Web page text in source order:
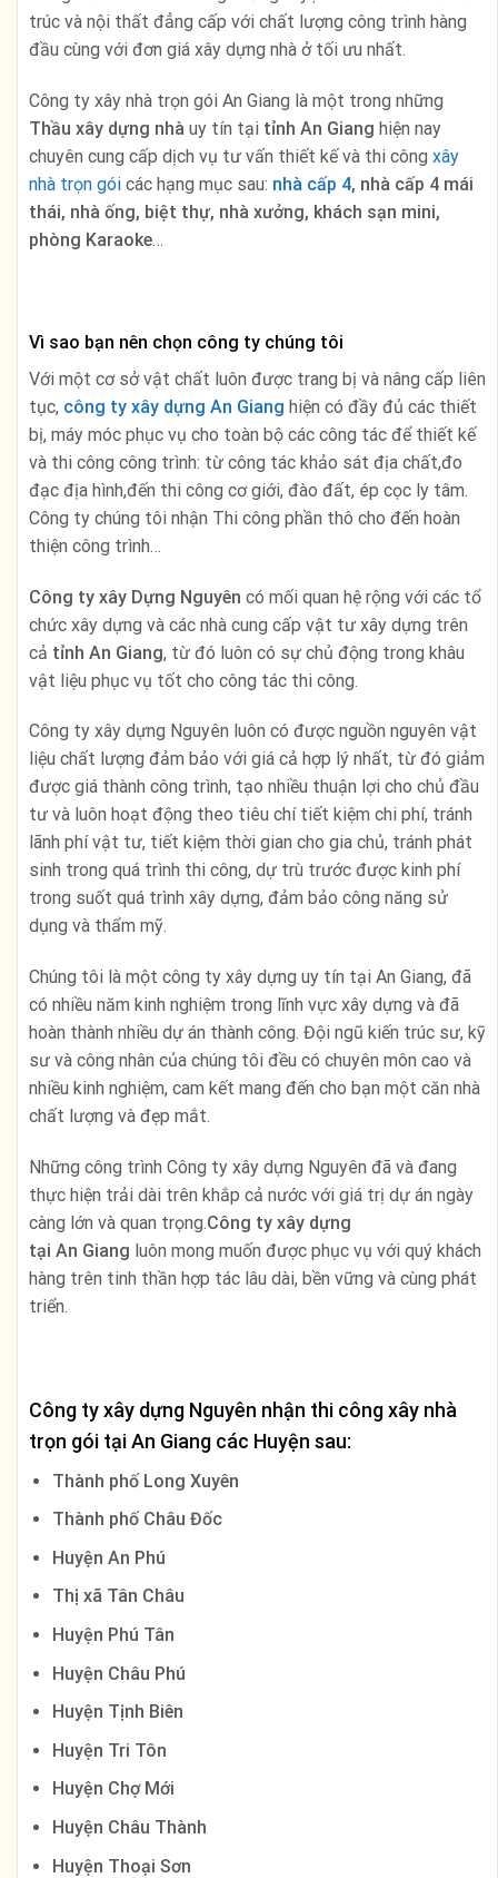
trúc và nội thất đẳng cấp với chất lượng công trình hàng
đầu cùng với đơn giá xây dựng nhà ở tối ưu nhất.
Công ty xây nhà trọn gói An Giang là một trong những
Thầu xây dựng nhà uy tín tại tỉnh An Giang hiện nay
chuyên cung cấp dịch vụ tư vấn thiết kế và thi công xây
nhà trọn gói các hạng mục sau: nhà cấp 4, nhà cấp 4 mái
thái, nhà ống, biệt thự, nhà xưởng, khách sạn mini,
phòng Karaoke…
Vì sao bạn nên chọn công ty chúng tôi
Với một cơ sở vật chất luôn được trang bị và nâng cấp liên
tục, công ty xây dựng An Giang hiện có đầy đủ các thiết
bị, máy móc phục vụ cho toàn bộ các công tác để thiết kế
và thi công công trình: từ công tác khảo sát địa chất,đo
đạc địa hình,đến thi công cơ giới, đào đất, ép cọc ly tâm.
Công ty chúng tôi nhận Thi công phần thô cho đến hoàn
thiện công trình…
Công ty xây Dựng Nguyên có mối quan hệ rộng với các tổ
chức xây dựng và các nhà cung cấp vật tư xây dựng trên
cả tỉnh An Giang, từ đó luôn có sự chủ động trong khâu
vật liệu phục vụ tốt cho công tác thi công.
Công ty xây dựng Nguyên luôn có được nguồn nguyên vật
liệu chất lượng đảm bảo với giá cả hợp lý nhất, từ đó giảm
được giá thành công trình, tạo nhiều thuận lợi cho chủ đầu
tư và luôn hoạt động theo tiêu chí tiết kiệm chi phí, tránh
lãnh phí vật tư, tiết kiệm thời gian cho gia chủ, tránh phát
sinh trong quá trình thi công, dự trù trước được kinh phí
trong suốt quá trình xây dựng, đảm bảo công năng sử
dụng và thẩm mỹ.
Chúng tôi là một công ty xây dựng uy tín tại An Giang, đã
có nhiều năm kinh nghiệm trong lĩnh vực xây dựng và đã
hoàn thành nhiều dự án thành công. Đội ngũ kiến trúc sư, kỹ
sư và công nhân của chúng tôi đều có chuyên môn cao và
nhiều kinh nghiệm, cam kết mang đến cho bạn một căn nhà
chất lượng và đẹp mắt.
Những công trình Công ty xây dựng Nguyên đã và đang
thực hiện trải dài trên khắp cả nước với giá trị dự án ngày
càng lớn và quan trọng.Công ty xây dựng
tại An Giang luôn mong muốn được phục vụ với quý khách
hàng trên tinh thần hợp tác lâu dài, bền vững và cùng phát
triển.
Công ty xây dựng Nguyên nhận thi công xây nhà
trọn gói tạiAn Giang các Huyện sau:
Thành phố Long Xuyên
Thành phố Châu Đốc
Huyện An Phú
Thị xã Tân Châu
Huyện Phú Tân
Huyện Châu Phú
Huyện Tịnh Biên
Huyện Tri Tôn
Huyện Chợ Mới
Huyện Châu Thành
Huyện Thoại Sơn